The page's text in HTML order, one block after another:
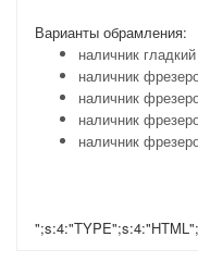
Варианты обрамления:
наличник гладкий
наличник
наличник
наличник
наличник